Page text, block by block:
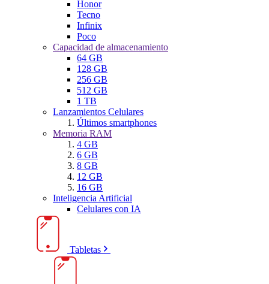
Honor
Tecno
Infinix
Poco
Capacidad de almacenamiento
64 GB
128 GB
256 GB
512 GB
1 TB
Lanzamientos Celulares
Últimos smartphones
Memoria RAM
4 GB
6 GB
8 GB
12 GB
16 GB
Inteligencia Artificial
Celulares con IA
Tabletas